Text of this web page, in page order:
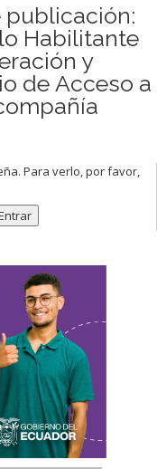
publicación:
Habilitante
y
de Acceso a
Para verlo, por favor,